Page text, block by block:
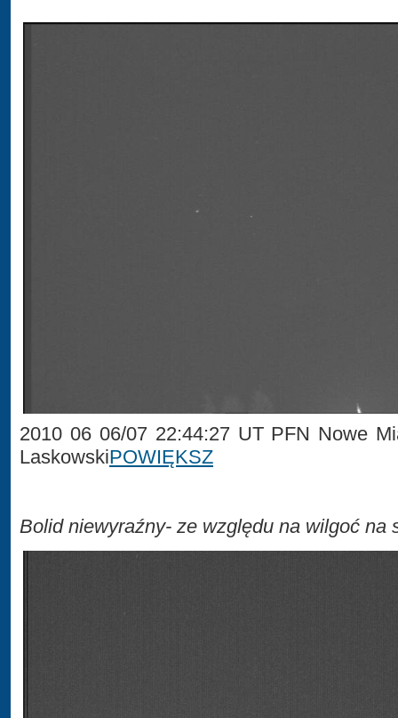
2010 06 06/07 22:44:27 UT PFN Nowe
LaskowskiPOWIĘKSZ
Bolid niewyraźny- ze względu na wilgoć na